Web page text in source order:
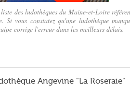
(cathyse97/CC-by-nd)
des ludothèques du Maine-et-Loire
Si vous constatez qu'une ludothèque
corrige l'erreur dans les meilleurs délais.
Angevine "La Roseraie"